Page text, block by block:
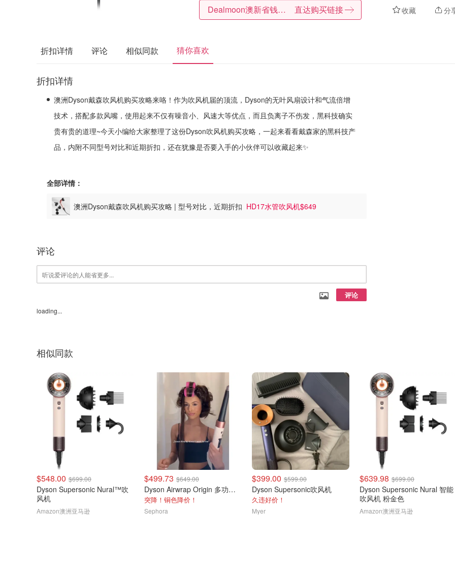
收藏 分
Dealmoon澳新省钱快报 直达购买链接
折扣详情 评论 相似同款 猜你喜欢
折扣详情
澳洲Dyson戴森吹风机购买攻略来咯！作为吹风机届的顶流，Dyson的无叶风扇设计和气流倍增
技术，搭配多款风嘴，使用起来不仅有噪音小、风速大等优点，而且负离子不伤发，黑科技确实
贵有贵的道理~今天小编给大家整理了这份Dyson吹风机购买攻略，一起来看看戴森家的黑科技产
品，内附不同型号对比和近期折扣，还在犹豫是否要入手的小伙伴可以收藏起来✨
全部详情：
澳洲Dyson戴森吹风机购买攻略 | 型号对比，近期折扣 HD17水管吹风机$649
评论
评论
loading...
相似同款
$548.00 $699.00
Dyson Supersonic Nural™吹
风机
Amazon澳洲亚马逊
$499.73 $649.00
Dyson Airwrap Origin 多功能造型器 镍铜色
突降！铜色降价！
Sephora
$399.00 $599.00
Dyson Supersonic吹风机
久违好价！
Myer
$639.98 $699.00
Dyson Supersonic Nural 智能
吹风机 粉金色
Amazon澳洲亚马逊